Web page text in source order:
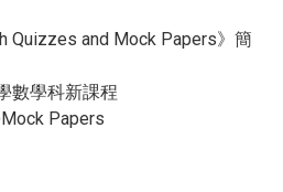
Quizzes and Mock Papers》簡
數學科新課程
Papers